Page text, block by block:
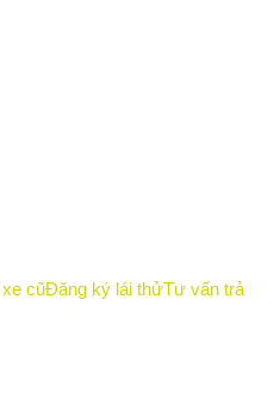
cũĐăng ký lái thửTư vấn trả